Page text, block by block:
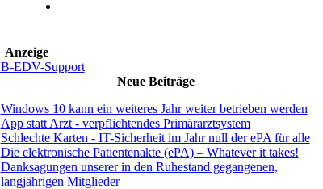
Anzeige
Neue Beiträge
Windows 10 kann ein weiteres Jahr weiter betrieben werden
App statt Arzt - verpflichtendes Primärarztsystem
Schlechte Karten - IT-Sicherheit im Jahr null der ePA für alle
Die elektronische Patientenakte (ePA) – Whatever it takes!
Danksagungen unserer in den Ruhestand gegangenen,
langjährigen Mitglieder